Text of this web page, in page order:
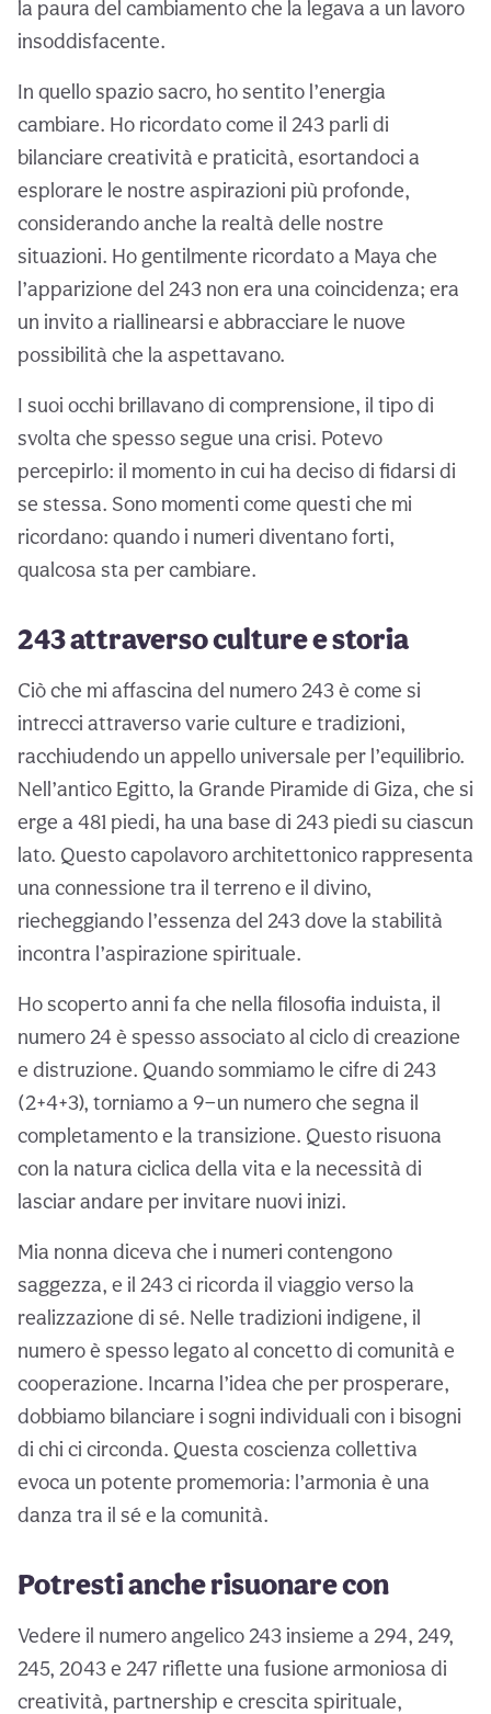
la paura del cambiamento che la legava a un lavoro
insoddisfacente.
In quello spazio sacro, ho sentito l’energia
cambiare. Ho ricordato come il 243 parli di
bilanciare creatività e praticità, esortandoci a
esplorare le nostre aspirazioni più profonde,
considerando anche la realtà delle nostre
situazioni. Ho gentilmente ricordato a Maya che
l’apparizione del 243 non era una coincidenza; era
un invito a riallinearsi e abbracciare le nuove
possibilità che la aspettavano.
I suoi occhi brillavano di comprensione, il tipo di
svolta che spesso segue una crisi. Potevo
percepirlo: il momento in cui ha deciso di fidarsi di
se stessa. Sono momenti come questi che mi
ricordano: quando i numeri diventano forti,
qualcosa sta per cambiare.
243 attraverso culture e storia
Ciò che mi affascina del numero 243 è come si
intrecci attraverso varie culture e tradizioni,
racchiudendo un appello universale per l’equilibrio.
Nell’antico Egitto, la Grande Piramide di Giza, che si
erge a 481 piedi, ha una base di 243 piedi su ciascun
lato. Questo capolavoro architettonico rappresenta
una connessione tra il terreno e il divino,
riecheggiando l’essenza del 243 dove la stabilità
incontra l’aspirazione spirituale.
Ho scoperto anni fa che nella filosofia induista, il
numero 24 è spesso associato al ciclo di creazione
e distruzione. Quando sommiamo le cifre di 243
(2+4+3), torniamo a 9—un numero che segna il
completamento e la transizione. Questo risuona
con la natura ciclica della vita e la necessità di
lasciar andare per invitare nuovi inizi.
Mia nonna diceva che i numeri contengono
saggezza, e il 243 ci ricorda il viaggio verso la
realizzazione di sé. Nelle tradizioni indigene, il
numero è spesso legato al concetto di comunità e
cooperazione. Incarna l’idea che per prosperare,
dobbiamo bilanciare i sogni individuali con i bisogni
di chi ci circonda. Questa coscienza collettiva
evoca un potente promemoria: l’armonia è una
danza tra il sé e la comunità.
Potresti anche risuonare con
Vedere il numero angelico 243 insieme a 294, 249,
245, 2043 e 247 riflette una fusione armoniosa di
creatività, partnership e crescita spirituale,